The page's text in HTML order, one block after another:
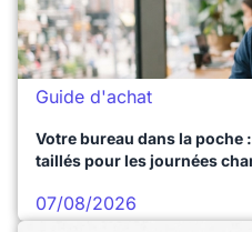
Guide d'achat
Votre bureau dans la poche
taillés pour les journées
07/08/2026